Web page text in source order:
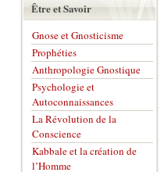
Être et Savoir
Gnose et Gnosticisme
Prophéties
Anthropologie Gnostique
Psychologie et
Autoconnaissances
La Révolution de la
Conscience
Kabbale et la création de
l’Homme